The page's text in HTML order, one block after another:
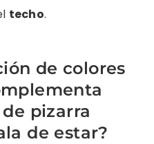
techo.
de colores
pizarra
de estar?